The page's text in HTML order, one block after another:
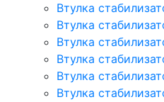
Втулка
Втулка
Втулка
Втулка
Втулка
Втулка